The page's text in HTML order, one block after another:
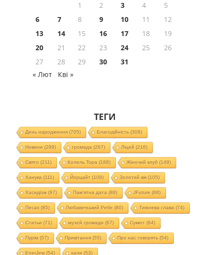
1
2 3 4
5
6
7 8 9 10 11
12
13
14 15 16 17 18
19
20
21 22 23 24 25
26
27
28 29 30
31
« Лют
Кві »
ТЕГИ
День народження(705) Благодійність(308)
Новини (299) громада (267) Ліцей (216)
Свято (211) Колель Тора (188) Жіночий клуб (149)
Ханука (111) Йорцайт (108) Золотий вік(105)
Хасидізм (97) Пам'ятна дата (88) JFuture (88)
Песах(85) Любавичський Ребе (80) Тижнева глава (74)
Статьи (71) музей громади (67) Суккот (64)
Пурім (57) Привітання(55) Про нас говорять(54)
EnerJew(54) хали (53)